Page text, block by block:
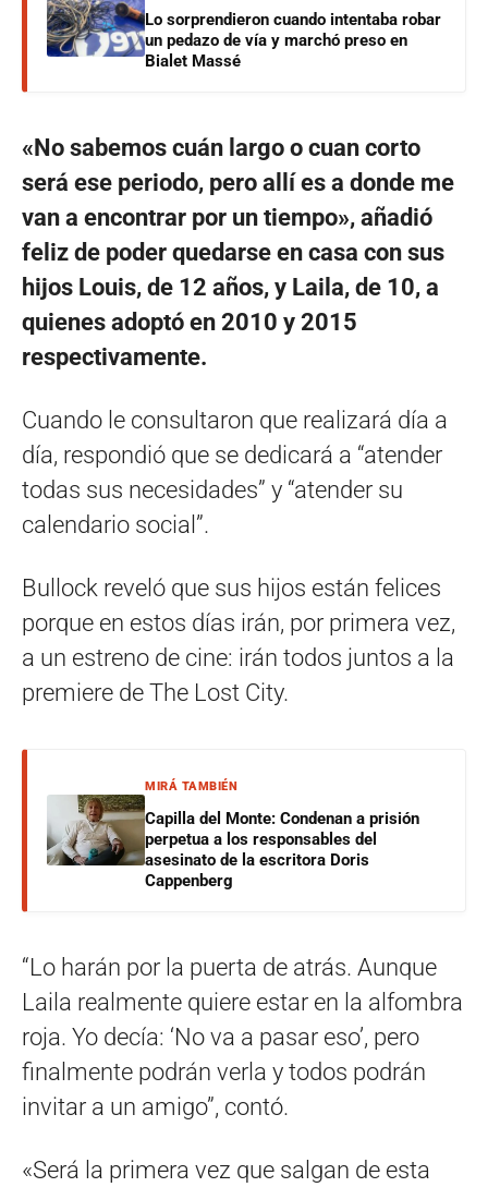
Lo sorprendieron cuando intentaba robar
un pedazo de vía y marchó preso en
Bialet Massé
«No sabemos cuán largo o cuan corto
será ese periodo, pero allí es a donde me
van a encontrar por un tiempo», añadió
feliz de poder quedarse en casa con sus
hijos Louis, de 12 años, y Laila, de 10, a
quienes adoptó en 2010 y 2015
respectivamente.
Cuando le consultaron que realizará día a
día, respondió que se dedicará a “atender
todas sus necesidades” y “atender su
calendario social”.
Bullock reveló que sus hijos están felices
porque en estos días irán, por primera vez,
a un estreno de cine: irán todos juntos a la
premiere de The Lost City.
MIRÁ TAMBIÉN
Capilla del Monte: Condenan a prisión
perpetua a los responsables del
asesinato de la escritora Doris
Cappenberg
“Lo harán por la puerta de atrás. Aunque
Laila realmente quiere estar en la alfombra
roja. Yo decía: ‘No va a pasar eso’, pero
finalmente podrán verla y todos podrán
invitar a un amigo”, contó.
«Será la primera vez que salgan de esta